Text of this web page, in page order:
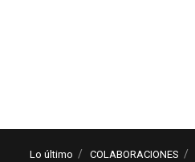
Lo último COLABORACIONES